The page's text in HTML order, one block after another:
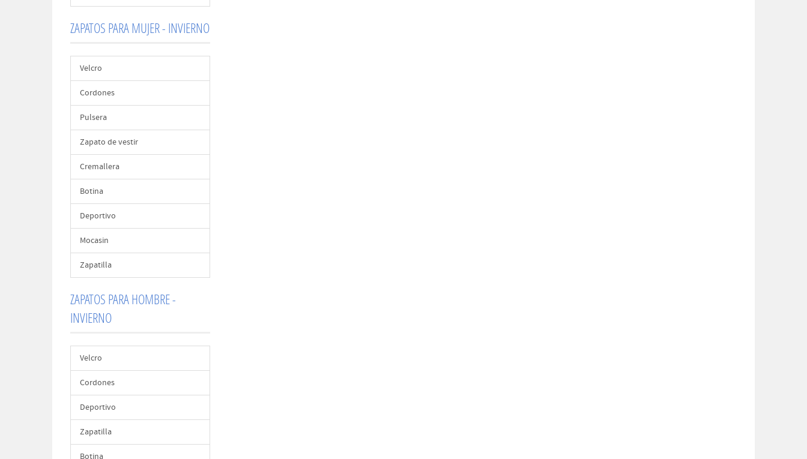
ZAPATOS PARA MUJER - INVIERNO
Velcro
Cordones
Pulsera
Zapato de vestir
Cremallera
Botina
Deportivo
Mocasin
Zapatilla
ZAPATOS PARA HOMBRE -
INVIERNO
Velcro
Cordones
Deportivo
Zapatilla
Botina